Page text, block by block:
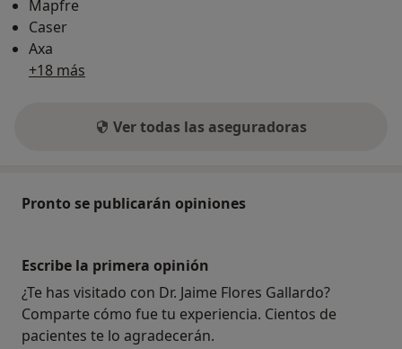
Mapfre
Caser
Axa
+18 más
Ver todas las aseguradoras
Pronto se publicarán opiniones
Escribe la primera opinión
¿Te has visitado con Dr. Jaime Flores Gallardo?
Comparte cómo fue tu experiencia. Cientos de
pacientes te lo agradecerán.